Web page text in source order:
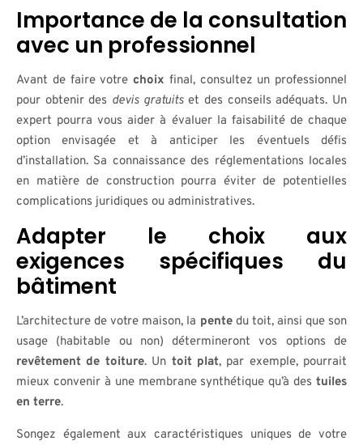
Importance de la consultation
avec un professionnel
Avant de faire votre choix final, consultez un professionnel
pour obtenir des devis gratuitset des conseils adéquats. Un
expert pourra vous aider à évaluer la faisabilité de chaque
option envisagée et à anticiper les éventuels défis
d’installation. Sa connaissance des réglementations locales
en matière de construction pourra éviter de potentielles
complications juridiques ou administratives.
Adapter le choix aux
exigences spécifiques du
bâtiment
L’architecture de votre maison, la pentedu toit, ainsi que son
usage (habitable ou non) détermineront vos options de
revêtement de toiture. Un toit plat, par exemple, pourrait
mieux convenir à une membrane synthétique qu’à des tuiles
en terre.
Songez également aux caractéristiques uniques de votre